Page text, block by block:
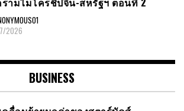
2026
BUSINESS